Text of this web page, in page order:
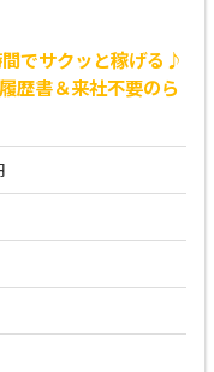
でサクッと稼げる♪
歴書＆来社不要のら